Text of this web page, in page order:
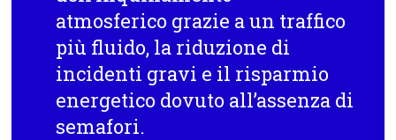
atmosferico grazie a un traffico
più fluido, la riduzione di
incidenti gravi e il risparmio
energetico dovuto all’assenza di
semafori.